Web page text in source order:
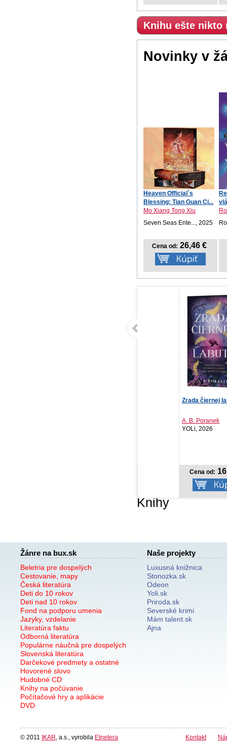
Knihu ešte nikto
Novinky v
Heaven Official´s
Blessing: Tian Guan Ci...
Mo Xiang Tong Xiu
Seven Seas Ente..., 2025
Cena od: 26,46 €
Zrada čiernej labute
16,42 €
Knihy
Žánre na bux.sk
Beletria pre dospelých
Cestovanie, mapy
Česká literatúra
Deti do 10 rokov
Deti nad 10 rokov
Fond na podporu umenia
Jazyky, vzdelanie
Literatúra faktu
Odborná literatúra
Populárne náučná pre dospelých
Slovenská literatúra
Darčekové predmety a ostatné
Hovorené slovo
Hudobné CD
Knihy na počúvanie
Počítačové hry a aplikácie
DVD
Naše projekty
Luxusná knižnica
Stonozka.sk
Odeon
Yoli.sk
Priroda.sk
Severské krimi
Mám talent.sk
Ajna
© 2011 IKAR , a.s., vyrobila Etnetera Kontakt